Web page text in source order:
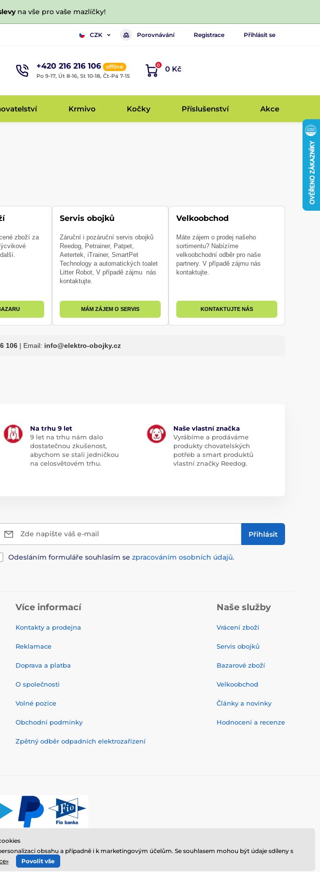
na vše pro vaše mazlíčky!
CZK Porovnávání Registrace Přihlásit se
+420 216 216 106
offline
Po 9-17, Út 8-16, St 10-18, Čt-Pá 7-15
0 0 Kč
Krmivo Kočky Příslušenství Akce
zboží za
Servis obojků
Záruční i pozáruční servis obojků
Reedog, Petrainer, Patpet,
Aetertek, iTrainer, SmartPet
Technology a automatických toalet
Litter Robot, V případě zájmu nás
kontaktujte.
MÁM ZÁJEM O SERVIS
Velkoobchod
Máte zájem o prodej našeho
sortimentu? Nabízíme
velkoobchodní odběr pro naše
partnery. V případě zájmu nás
kontaktujte.
KONTAKTUJTE NÁS
106| Email: info@elektro-obojky.cz
Na trhu 9 let
9 let na trhu nám dalo
dostatečnou zkušenost,
abychom se stali jedničkou
na celosvětovém trhu.
Naše vlastní značka
Vyrábíme a prodáváme
produkty chovatelských
potřeb a smart produktů
vlastní značky Reedog.
Zde napište váš e-mail Přihlásit
Odesláním formuláře souhlasím se zpracováním osobních údajů.
Více informací
Kontakty a prodejna
Reklamace
Doprava a platba
O společnosti
Volné pozice
Obchodní podmínky
Zpětný odběr odpadních elektrozařízení
Naše služby
Vrácení zboží
Servis obojků
Bazarové zboží
Velkoobchod
Články a novinky
Hodnocení a recenze
shop vytvořila
obsahu a případně i k marketingovým účelům. Se souhlasem mohou být údaje sdíleny s
Povolit vše